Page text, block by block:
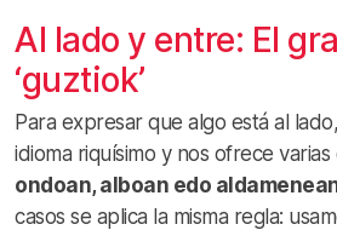
Al lado y entre: El
‘guztiok’
Para expresar que algo está al
idioma riquísimo y nos ofrece varias
ondoan, alboan edo
casos se aplica la misma regla: